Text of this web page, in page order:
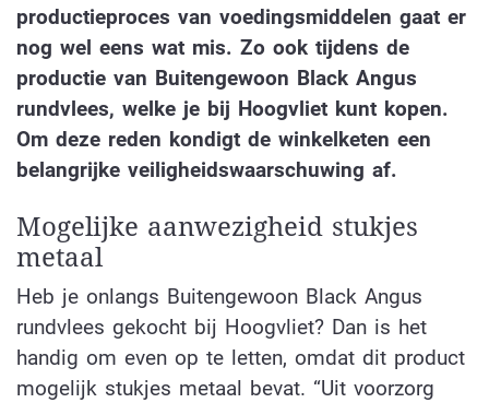
productieproces van voedingsmiddelen gaat er
nog wel eens wat mis. Zo ook tijdens de
productie van Buitengewoon Black Angus
rundvlees, welke je bij Hoogvliet kunt kopen.
Om deze reden kondigt de winkelketen een
belangrijke veiligheidswaarschuwing af.
Mogelijke aanwezigheid stukjes
metaal
Heb je onlangs Buitengewoon Black Angus
rundvlees gekocht bij Hoogvliet? Dan is het
handig om even op te letten, omdat dit product
mogelijk stukjes metaal bevat. “Uit voorzorg